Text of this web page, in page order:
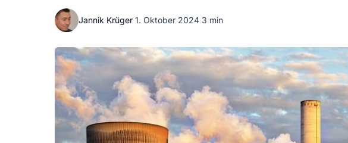
Jannik Krüger·1. Oktober 2024·3 min